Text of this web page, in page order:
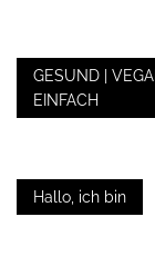
GESUND |
EINFACH
Hallo, ich bin